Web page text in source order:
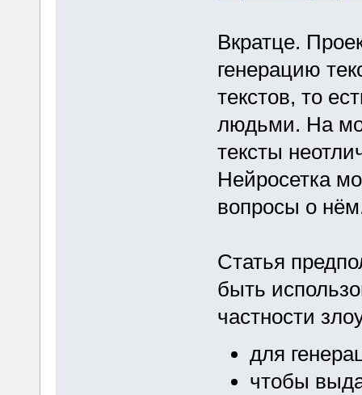
Вкратце.
генерацию
текстов, то
людьми. На
тексты
Нейросетка
вопросы о
Статья
быть
частности
для
чтобы